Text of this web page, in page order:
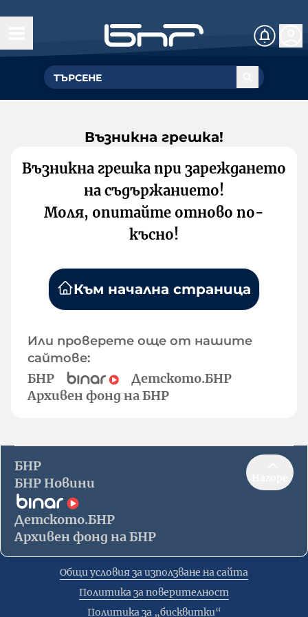
Възникна грешка!
Възникна грешка при зареждането
на съдържанието!
Моля, опитайте отново по-
късно!
Към начална страница
Или проверете още от нашите
сайтове:
БНР
Детското.БНР
Архивен фонд на БНР
БНР
БНР Новини
Детското.БНР
Архивен фонд на БНР
Общи условия за използване на сайта
Политика за поверителност
Политика за „бисквитки“